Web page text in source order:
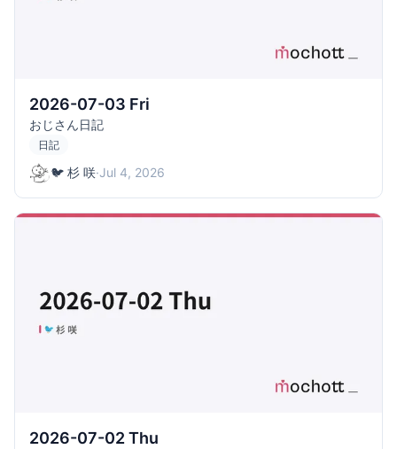
2026-07-03 Fri
おじさん日記
日記
🐦 杉 咲·Jul 4, 2026
2026-07-02 Thu